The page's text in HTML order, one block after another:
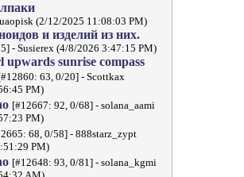
(2/12/2025 11:08:03 PM)
и изделий из них.
- Susierex (4/8/2026 3:47:15 PM)
upwards sunrise compass
63, 0/20] - Scottkax
PM)
[#12667: 92, 0/68] - solana_aami
PM)
68, 0/58] - 888starz_zypt
PM)
[#12648: 93, 0/81] - solana_kgmi